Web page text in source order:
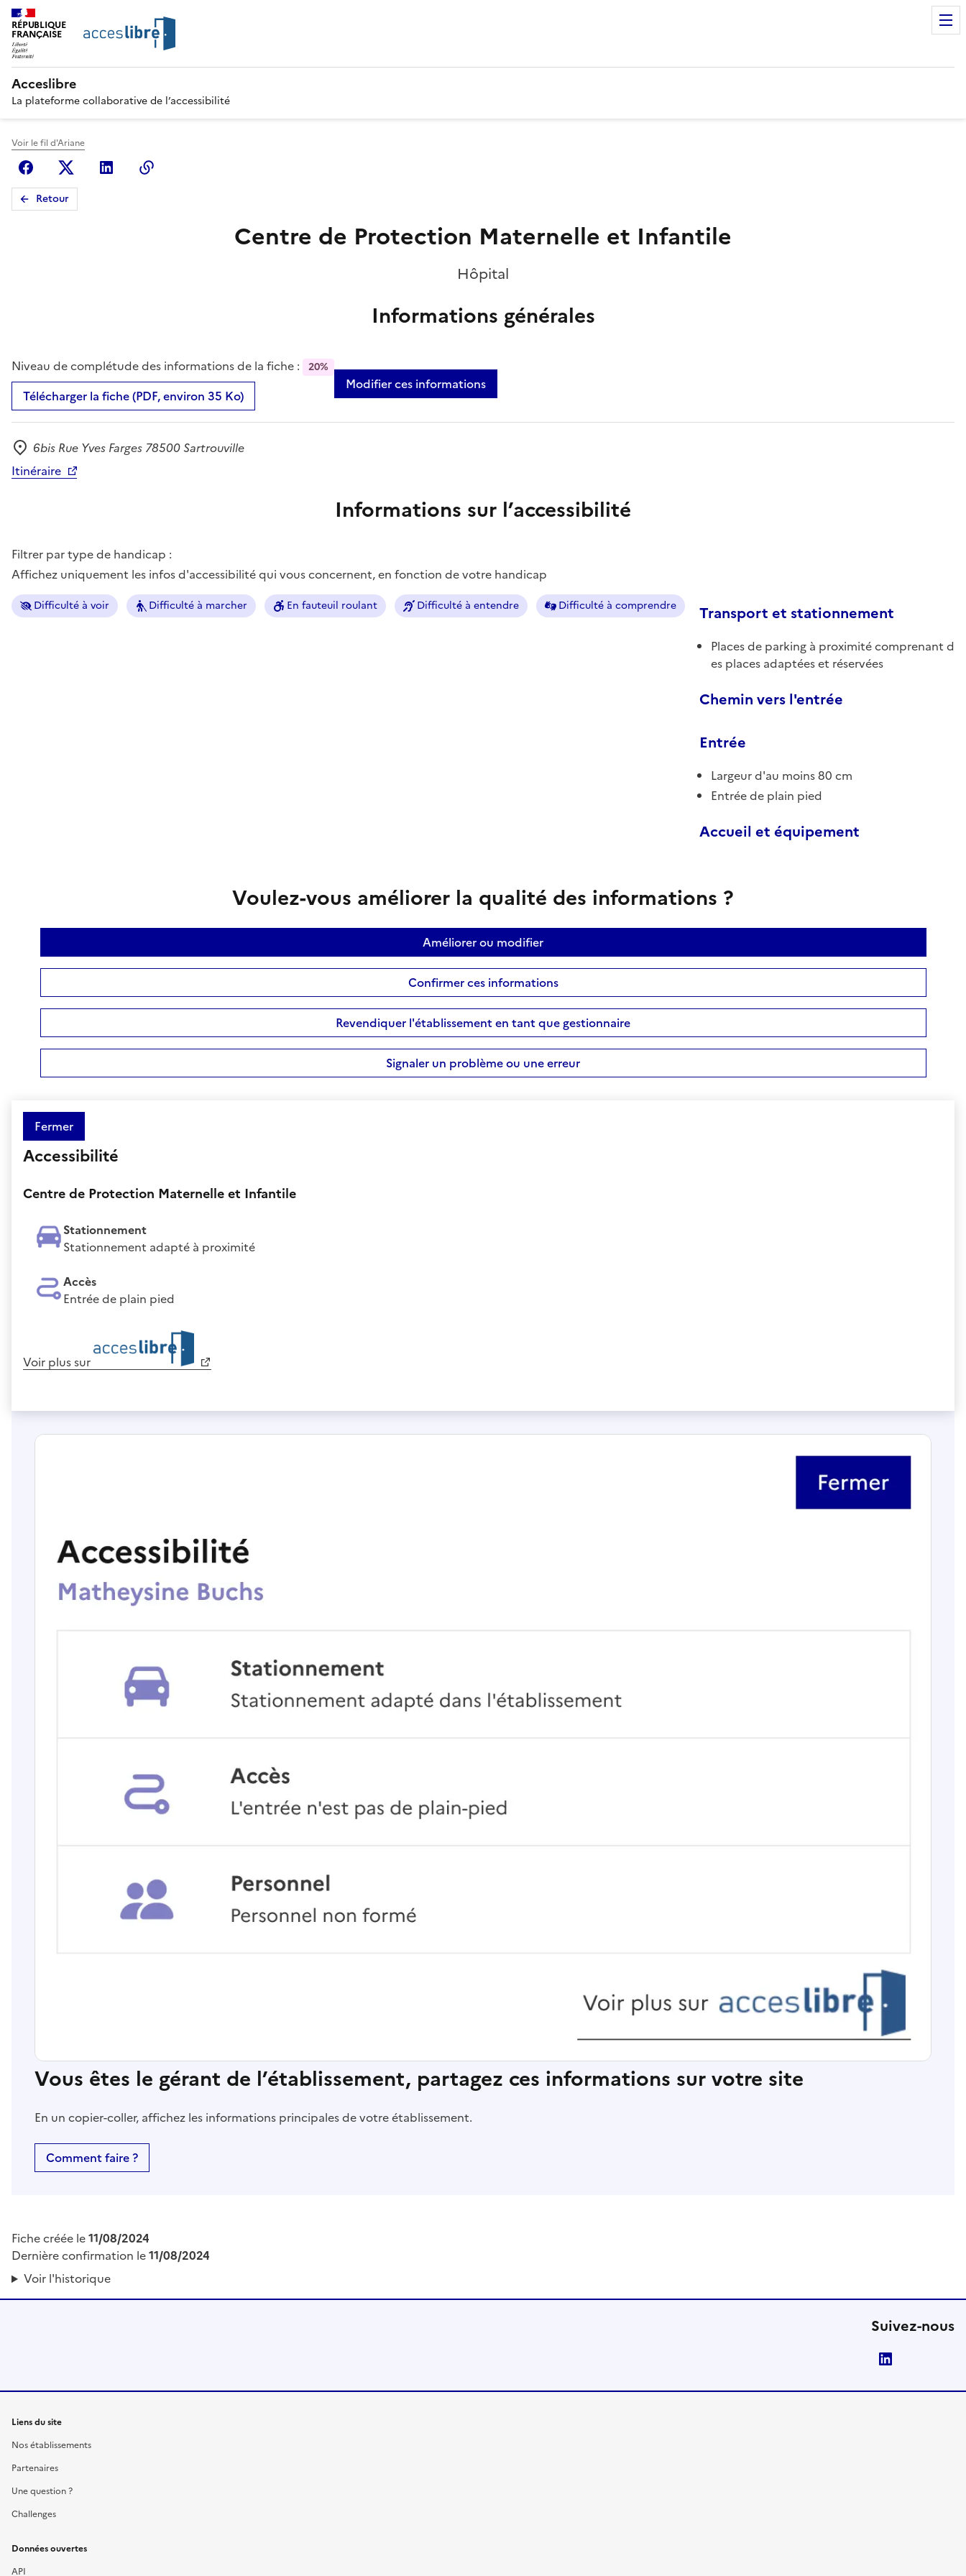
RÉPUBLIQUE
FRANÇAISE
Acceslibre
La plateforme collaborative de l’accessibilité
Voir le fil d'Ariane
FacebookX (anciennement Twitter)
Linkedin
Retour
Centre de Protection Maternelle et Infantile
Hôpital
Informations générales
Niveau de complétude des informations de la fiche : 20%
Télécharger la fiche (PDF, environ 35 Ko)
Modifier ces informations
Adresse
6bis Rue Yves Farges 78500 Sartrouville
Itinéraire
Informations sur l’accessibilité
Filtrer par type de handicap :
Affichez uniquement les infos d'accessibilité qui vous concernent, en fonction de votre handicap
Difficulté à voir Difficulté à marcher En fauteuil roulant Difficulté à entendre Difficulté à comprendre Transport et stationnement
Places de parking à proximité comprenant d
es places adaptées et réservées
Chemin vers l'entrée
Entrée
Largeur d'au moins 80 cm
Entrée de plain pied
Accueil et équipement
Voulez-vous améliorer la qualité des informations ?
Améliorer ou modifier
Confirmer ces informations
Revendiquer l'établissement en tant que gestionnaire
Signaler un problème ou une erreur
Fermer
Accessibilité
Centre de Protection Maternelle et Infantile
Stationnement
Stationnement adapté à proximité
Accès
Entrée de plain pied
Voir plus sur
Vous êtes le gérant de l’établissement, partagez ces informations sur votre site
En un copier-coller, affichez les informations principales de votre établissement.
Comment faire ?
Fiche créée le11/08/2024
Dernière confirmation le11/08/2024
Voir l'historique
Suivez-nous
Liens du site
Nos établissements
Partenaires
Une question ?
Challenges
Données ouvertes
API